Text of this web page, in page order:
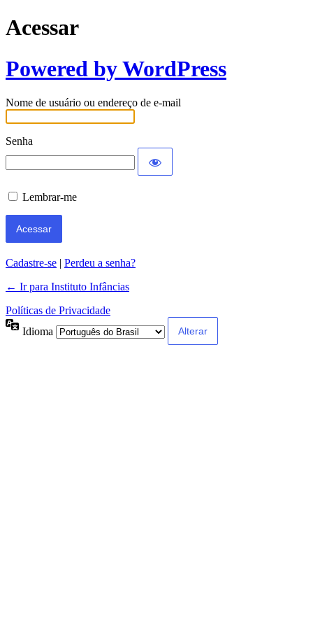
Acessar
Powered by WordPress
Nome de usuário ou endereço de e-mail
Senha
Lembrar-me
Cadastre-se | Perdeu a senha?
← Ir para Instituto Infâncias
Políticas de Privacidade
Idioma